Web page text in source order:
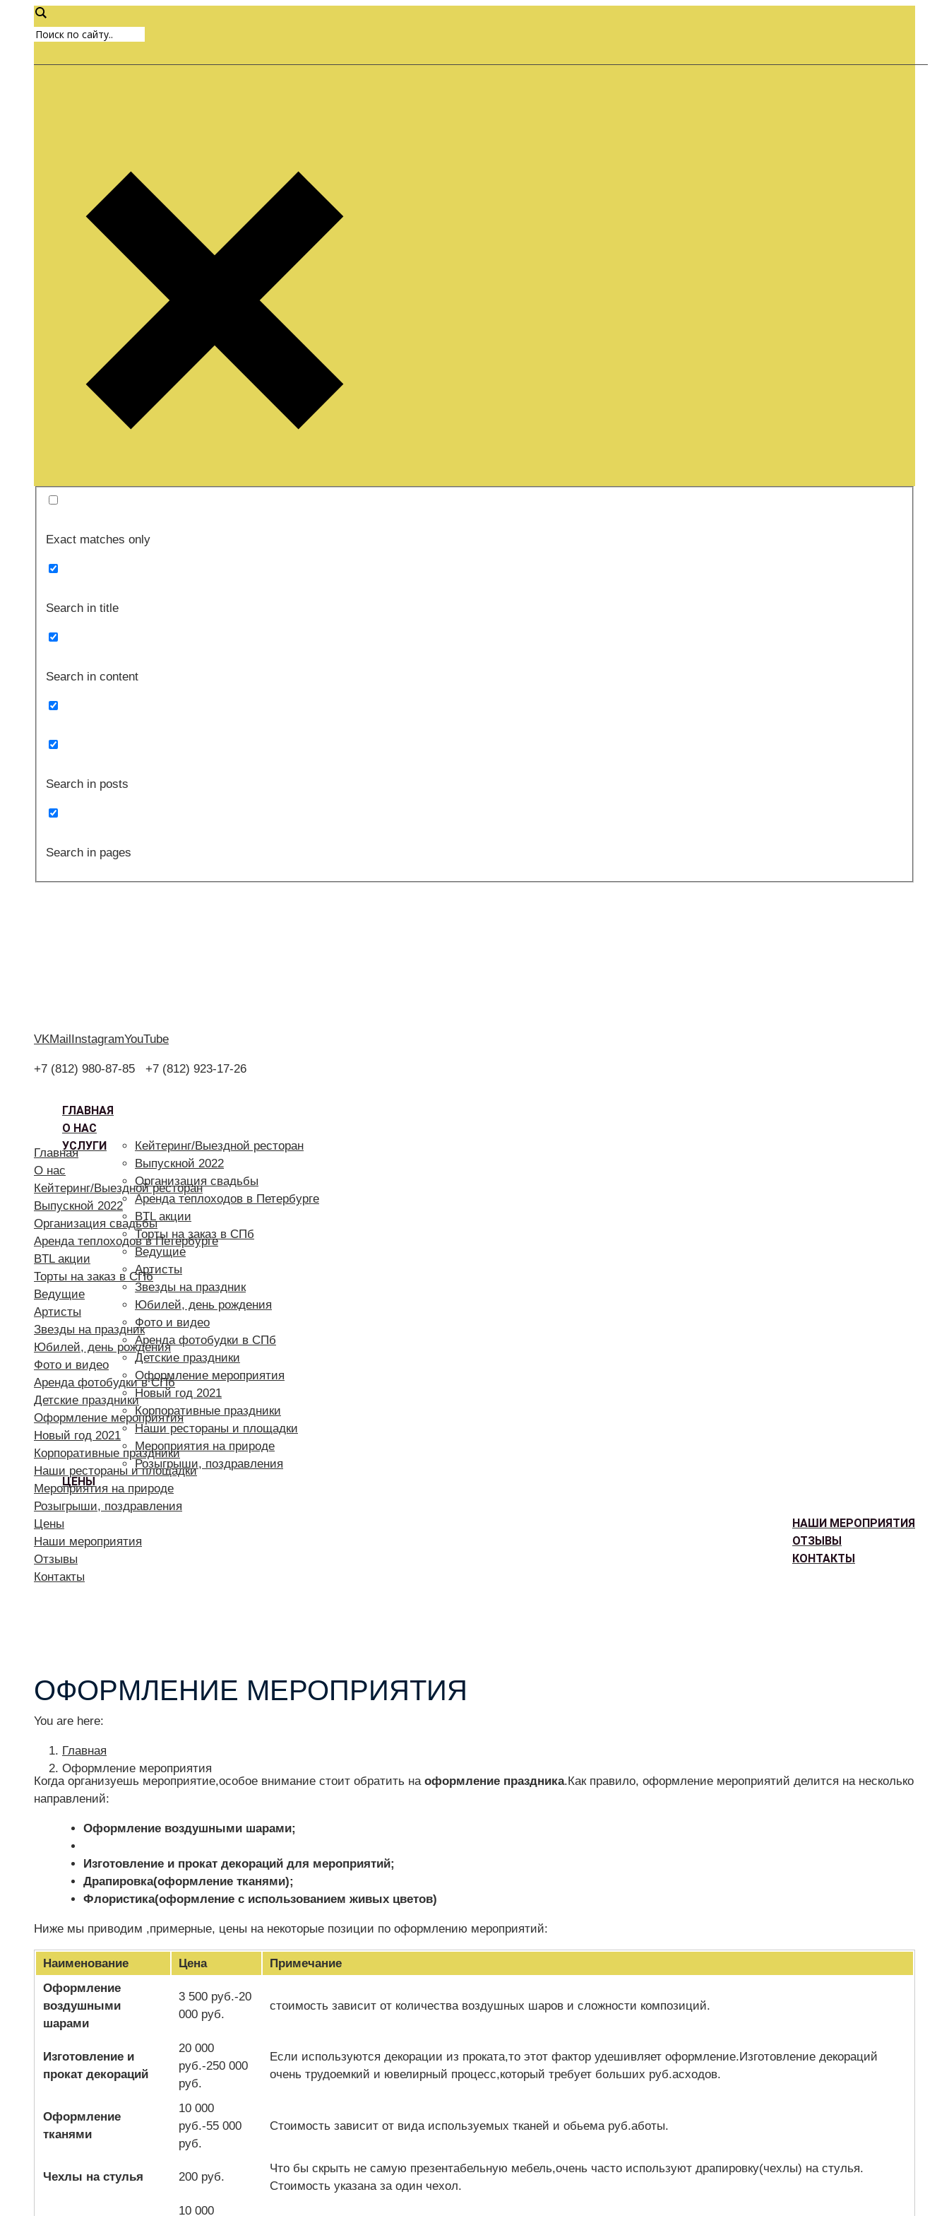
Exact matches only
Search in title
Search in content
Search in posts
Search in pages
VKMailInstagramYouTube
+7 (812) 980-87-85 +7 (812) 923-17-26
ГЛАВНАЯ
О НАС
УСЛУГИ
Кейтеринг/Выездной ресторан
Выпускной 2022
Организация свадьбы
Аренда теплоходов в Петербурге
BTL акции
Торты на заказ в СПб
Ведущие
Артисты
Звезды на праздник
Юбилей, день рождения
Фото и видео
Аренда фотобудки в СПб
Детские праздники
Оформление мероприятия
Новый год 2021
Корпоративные праздники
Наши рестораны и площадки
Мероприятия на природе
Розыгрыши, поздравления
ЦЕНЫ
НАШИ МЕРОПРИЯТИЯ
ОТЗЫВЫ
КОНТАКТЫ
Главная
О нас
Кейтеринг/Выездной ресторан
Выпускной 2022
Организация свадьбы
Аренда теплоходов в Петербурге
BTL акции
Торты на заказ в СПб
Ведущие
Артисты
Звезды на праздник
Юбилей, день рождения
Фото и видео
Аренда фотобудки в СПб
Детские праздники
Оформление мероприятия
Новый год 2021
Корпоративные праздники
Наши рестораны и площадки
Мероприятия на природе
Розыгрыши, поздравления
Цены
Наши мероприятия
Отзывы
Контакты
ОФОРМЛЕНИЕ МЕРОПРИЯТИЯ
You are here:
Главная
Оформление мероприятия
Когда организуешь мероприятие,особое внимание стоит обратить на оформление праздника.Как правило, оформление мероприятий делится на несколько
направлений:
Оформление воздушными шарами;
Изготовление и прокат декораций для мероприятий;
Драпировка(оформление тканями);
Флористика(оформление с использованием живых цветов)
Ниже мы приводим ,примерные, цены на некоторые позиции по оформлению мероприятий:
Наименование Цена
Примечание
Оформление
воздушными
шарами
3 500 руб.-20
000 руб.
стоимость зависит от количества воздушных шаров и сложности композиций.
Изготовление и
прокат декораций
20 000
руб.-250 000
руб.
Если используются декорации из проката,то этот фактор удешивляет оформление.Изготовление декораций
очень трудоемкий и ювелирный процесс,который требует больших руб.асходов.
Оформление
тканями
10 000
руб.-55 000
руб.
Стоимость зависит от вида используемых тканей и обьема руб.аботы.
Чехлы на стулья 200 руб.
Что бы скрыть не самую презентабельную мебель,очень часто используют драпировку(чехлы) на стулья.
Стоимость указана за один чехол.
10 000